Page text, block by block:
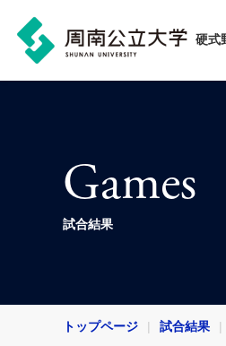
硬式
Games
試合結果
トップページ 試合結果